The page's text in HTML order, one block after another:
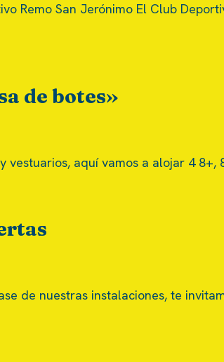
Remo San Jerónimo El Club
de botes»
vestuarios, aquí vamos a alojar 4
de nuestras instalaciones, te